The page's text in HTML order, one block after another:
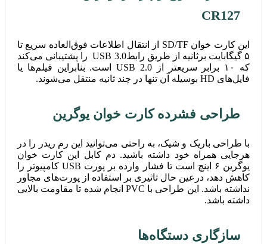
CR127
این کارت ‌خوان SD/TF از انتقال اطلاعات فوق‌العاده سریع تا
۵ گیگابایت برثانیه از طریق رابطUSB 3.0 را پشتیبانی می‌کند
که ۱۰ برابر سریعتر از USB 2.0 است. بنابراین فیلم‌ها یا
فایل‌های HD بوسیله آن تنها در چند ثانیه منتقل می‌شوند.
طراحی فشرده کارت خوان یوگرین
با طراحی باریک و شیک، به ‌راحتی می‌توانید این رم ریدر را در
هرجایی همراه خود داشته باشید. دم کابل این کارت خوان
یوگرین ۶ اینچ است تا فشار وارده بر پورت USB کامپیوتر را
کاهش دهد، درعین حال تاثیری بر استفاده از پورت‌های مجاور
نداشته باشد. این طراحی با PVC انجام شده تا مقاومت بالایی
داشته باشد.
سازگاری دستگاه‌ها